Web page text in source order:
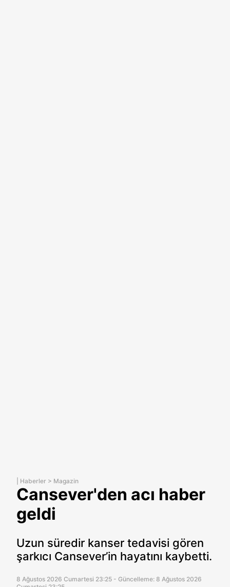
Haberler > Magazin
Cansever'den acı haber
geldi
Uzun süredir kanser tedavisi gören
şarkıcı Cansever’in hayatını kaybetti.
8 Ağustos 2026 Cumartesi 23:25 - Güncelleme: 8 Ağustos 2026